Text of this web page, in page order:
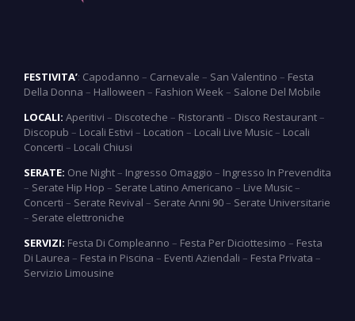
FESTIVITA’: Capodanno – Carnevale – San Valentino – Festa
Della Donna – Halloween – Fashion Week – Salone Del Mobile
LOCALI: Aperitivi – Discoteche – Ristoranti – Disco Restaurant–
Discopub – Locali Estivi – Location – Locali Live Music– Locali
Concerti – Locali Chiusi
SERATE: One Night– Ingresso Omaggio – Ingresso In Prevendita
– Serate Hip Hop – Serate Latino Americano – Live Music–
Concerti – Serate Revival – Serate Anni 90– Serate Universitarie
– Serate elettroniche
SERVIZI: Festa Di Compleanno – Festa Per Diciottesimo – Festa
Di Laurea – Festa in Piscina – Eventi Aziendali – Festa Privata –
Servizio Limousine